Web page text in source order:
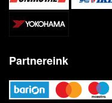
Partnereink